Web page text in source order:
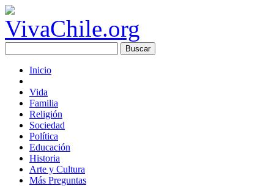
Inicio
Vida
Familia
Religión
Sociedad
Política
Educación
Historia
Arte y Cultura
Más Preguntas